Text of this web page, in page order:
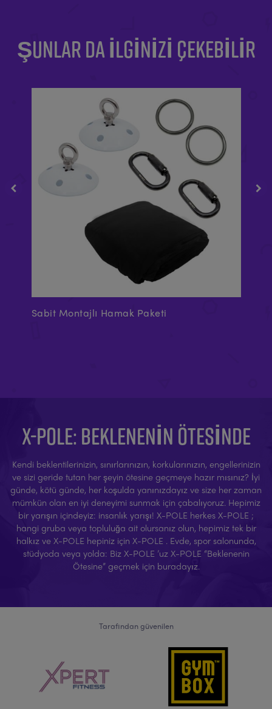
ŞUNLAR DA ILGINIZI ÇEKEBILIR
Sabit Montajlı Hamak Paketi
X-POLE: BEKLENENIN ÖTESINDE
Kendi beklentilerinizin, sınırlarınızın, korkularınızın, engellerinizin
ve sizi geride tutan her şeyin ötesine geçmeye hazır mısınız? İyi
günde, kötü günde, her koşulda yanınızdayız ve size her zaman
mümkün olan en iyi deneyimi sunmak için çabalıyoruz. Hepimiz
bir yarışın içindeyiz: insanlık yarışı! X-POLE herkes X-POLE ;
hangi gruba veya topluluğa ait olursanız olun, hepimiz tek bir
halkız ve X-POLE hepiniz için X-POLE . Evde, spor salonunda,
stüdyoda veya yolda: Biz X-POLE ’uz X-POLE “Beklenenin
Ötesine” geçmek için buradayız.
Tarafından güvenilen